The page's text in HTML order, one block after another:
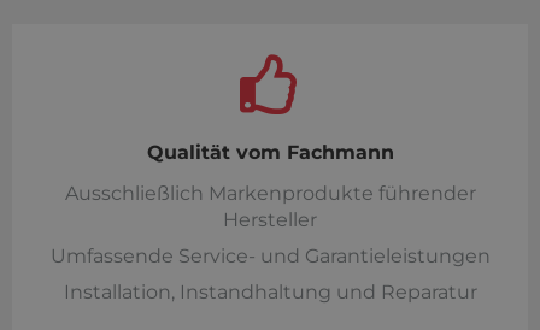
Qualität vom Fachmann
Ausschließlich Markenprodukte führender
Hersteller
Umfassende Service- und Garantieleistungen
Installation, Instandhaltung und Reparatur